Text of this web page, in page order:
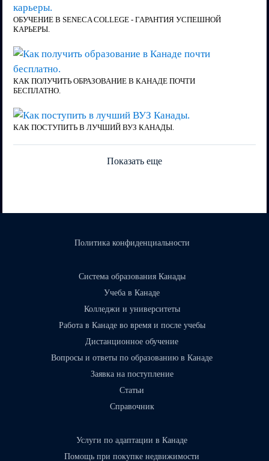
ОБУЧЕНИЕ В SENECA COLLEGE - ГАРАНТИЯ УСПЕШНОЙ
КАРЬЕРЫ.
КАК ПОЛУЧИТЬ ОБРАЗОВАНИЕ В КАНАДЕ ПОЧТИ
БЕСПЛАТНО.
КАК ПОСТУПИТЬ В ЛУЧШИЙ ВУЗ КАНАДЫ.
Показать еще
Политика конфиденциальности
Система образования Канады
Учеба в Канаде
Колледжи и университеты
Работа в Канаде во время и после учебы
Дистанционное обучение
Вопросы и ответы по образованию в Канаде
Заявка на поступление
Статьи
Справочник
Услуги по адаптации в Канаде
Помощь при покупке недвижимости